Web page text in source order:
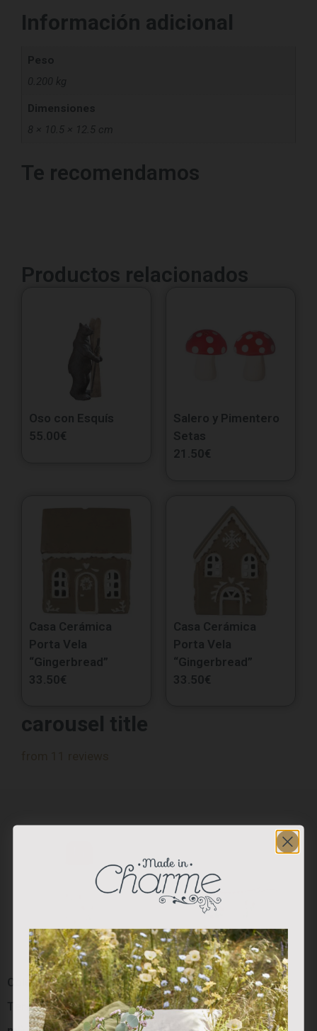
Información adicional
Dimensiones
8 × 10.5 × 12.5 cm
Te recomendamos
Productos relacionados
Oso con Esquís
55.00€
Salero y Pimentero
Setas
21.50€
Casa Cerámica
Porta Vela
“Gingerbread”
33.50€
Casa Cerámica
Porta Vela
“Gingerbread”
33.50€
carousel title
Colección “Red Berry”:
Termo Blanco Berry (800
Colección “Red Berry”:
Mug Porcelana